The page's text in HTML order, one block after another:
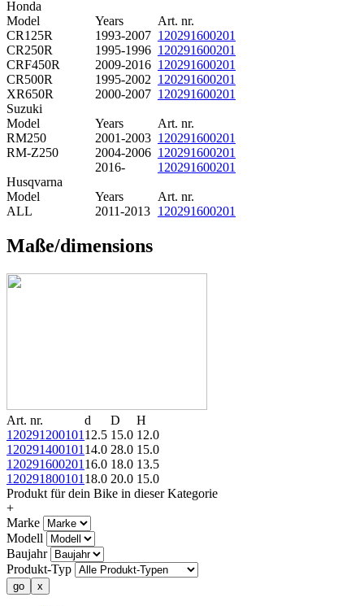
Honda
Model
Years
Art. nr.
CR125R
1993-2007 120291600201
CR250R
1995-1996 120291600201
CRF450R
2009-2016 120291600201
CR500R
1995-2002 120291600201
XR650R
2000-2007 120291600201
Suzuki
Model
Years
Art. nr.
RM250
2001-2003 120291600201
RM-Z250
2004-2006 120291600201
2016-
120291600201
Husqvarna
Model
Years
Art. nr.
ALL
2011-2013 120291600201
Maße/dimensions
Art. nr. d D
H
120291200101 12.5 15.0 12.0
120291400101 14.0 28.0 15.0
120291600201 16.0 18.0 13.5
120291800101 18.0 20.0 15.0
Produkt für dein Bike in dieser Kategorie
+
Marke
Modell
Baujahr
Produkt-Typ